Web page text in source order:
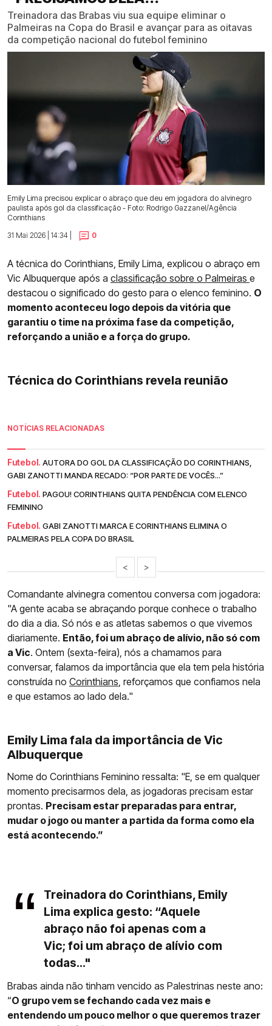
Treinadora das Brabas viu sua equipe eliminar o
Palmeiras na Copa do Brasil e avançar para as oitavas
da competição nacional do futebol feminino
Emily Lima precisou explicar o abraço que deu em jogadora do alvinegro
paulista após gol da classificação - Foto: Rodrigo Gazzanel/Agência
Corinthians
31 Mai 2026 | 14:34 |
0
A técnica do Corinthians, Emily Lima, explicou o abraço em
Vic Albuquerque após a classificação sobre o Palmeiras e
destacou o significado do gesto para o elenco feminino. O
momento aconteceu logo depois da vitória que
garantiu o time na próxima fase da competição,
reforçando a união e a força do grupo.
Técnica do Corinthians revela reunião
NOTÍCIAS RELACIONADAS
Futebol. AUTORA DO GOL DA CLASSIFICAÇÃO DO CORINTHIANS,
GABI ZANOTTI MANDA RECADO: “POR PARTE DE VOCÊS...”
Futebol. PAGOU! CORINTHIANS QUITA PENDÊNCIA COM ELENCO
FEMININO
Futebol. GABI ZANOTTI MARCA E CORINTHIANS ELIMINA O
PALMEIRAS PELA COPA DO BRASIL
< >
Comandante alvinegra comentou conversa com jogadora:
"A gente acaba se abraçando porque conhece o trabalho
do dia a dia. Só nós e as atletas sabemos o que vivemos
diariamente. Então, foi um abraço de alívio, não só com
a Vic. Ontem (sexta-feira), nós a chamamos para
conversar, falamos da importância que ela tem pela história
construída no Corinthians , reforçamos que confiamos nela
e que estamos ao lado dela."
Emily Lima fala da importância de Vic
Albuquerque
Nome do Corinthians Feminino ressalta: "E, se em qualquer
momento precisarmos dela, as jogadoras precisam estar
prontas. Precisam estar preparadas para entrar,
mudar o jogo ou manter a partida da forma como ela
está acontecendo.”
Treinadora do Corinthians, Emily
Lima explica gesto: “Aquele
abraço não foi apenas com a
Vic; foi um abraço de alívio com
todas..."
Brabas ainda não tinham vencido as Palestrinas neste ano:
“O grupo vem se fechando cada vez mais e
entendendo um pouco melhor o que queremos trazer